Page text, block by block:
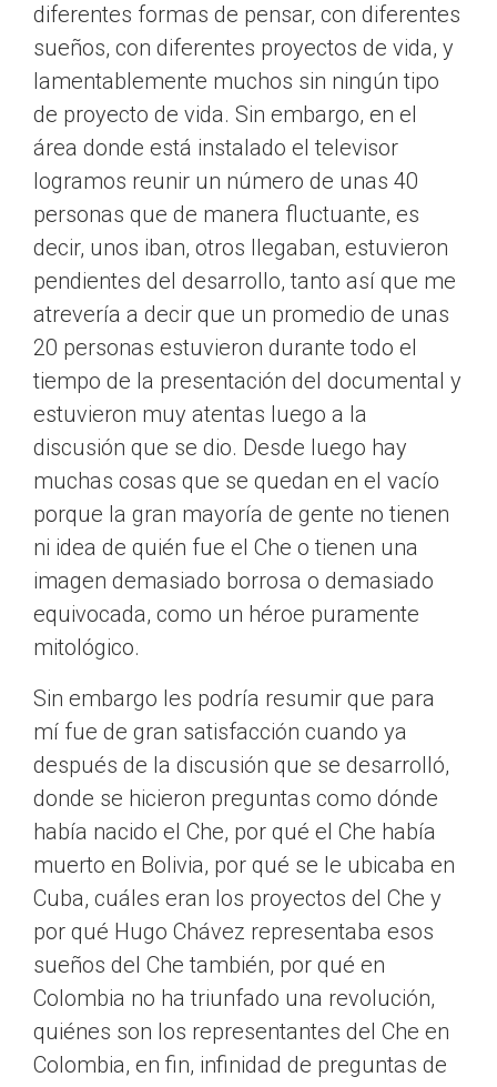
diferentes formas de pensar, con diferentes
sueños, con diferentes proyectos de vida, y
lamentablemente muchos sin ningún tipo
de proyecto de vida. Sin embargo, en el
área donde está instalado el televisor
logramos reunir un número de unas 40
personas que de manera fluctuante, es
decir, unos iban, otros llegaban, estuvieron
pendientes del desarrollo, tanto así que me
atrevería a decir que un promedio de unas
20 personas estuvieron durante todo el
tiempo de la presentación del documental y
estuvieron muy atentas luego a la
discusión que se dio. Desde luego hay
muchas cosas que se quedan en el vacío
porque la gran mayoría de gente no tienen
ni idea de quién fue el Che o tienen una
imagen demasiado borrosa o demasiado
equivocada, como un héroe puramente
mitológico.
Sin embargo les podría resumir que para
mí fue de gran satisfacción cuando ya
después de la discusión que se desarrolló,
donde se hicieron preguntas como dónde
había nacido el Che, por qué el Che había
muerto en Bolivia, por qué se le ubicaba en
Cuba, cuáles eran los proyectos del Che y
por qué Hugo Chávez representaba esos
sueños del Che también, por qué en
Colombia no ha triunfado una revolución,
quiénes son los representantes del Che en
Colombia, en fin, infinidad de preguntas de